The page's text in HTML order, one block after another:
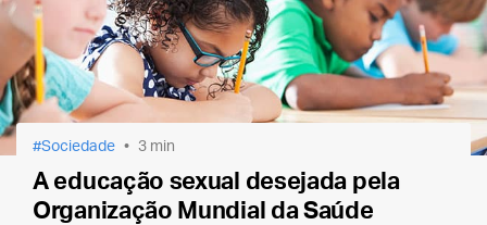
Sociedade 3 min
A educação sexual desejada pela
Organização Mundial da Saúde